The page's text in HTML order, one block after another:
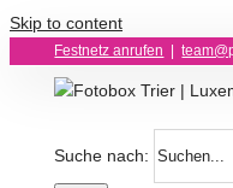
Skip to content
Festnetz anrufen
Suche nach: